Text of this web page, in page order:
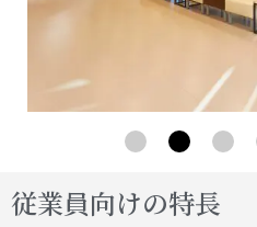
従業員向けの特長